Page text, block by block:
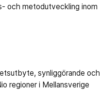
och metodutveckling inom
synliggörande och
regioner i Mellansverige